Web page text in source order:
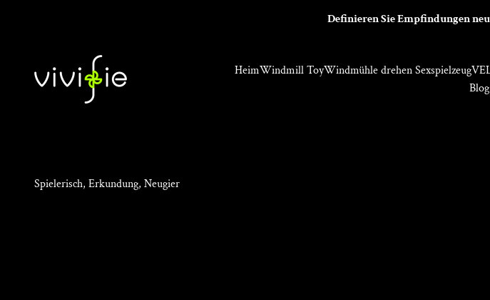
Definieren Sie Empfindungen
HeimWindmill ToyWindmühle drehen Sexspielzeug
Blog
VIVIFIE Official Lust neu definieren. Frauen stärken. Neue Maßstäbe setzen. Entfesseln
Spielerisch, Erkundung, Neugier